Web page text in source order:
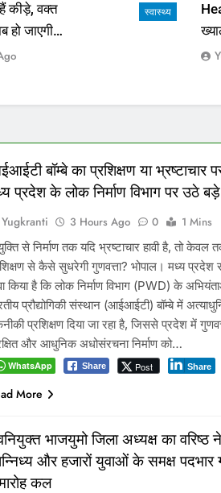
स्वास्थ्य
कीड़े, वक्त
हो जाएगी
बॉम्बे का प्रशिक्षण या भ्रष्टाचार पर
प्रदेश के लोक निर्माण विभाग पर उठे
Yugkranti 3 Hours Ago 0
1 Mins
से निर्माण तक यदि भ्रष्टाचार हावी है, तो केवल
से कैसे सुधरेगी गुणवत्ता? भोपाल। मध्य प्रदेश
किया है कि लोक निर्माण विभाग (PWD) के
प्रौद्योगिकी संस्थान (आईआईटी) बॉम्बे में
प्रशिक्षण दिया जा रहा है, जिससे प्रदेश में
और आधुनिक अधोसंरचना निर्माण को…
WhatsApp Share Post Share
More
भाजयुमो जिला अध्यक्ष का वरिष्ठ
और हजारों युवाओं के समक्ष पदभार
कल